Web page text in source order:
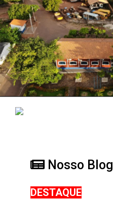
Nosso Blog
DESTAQUE